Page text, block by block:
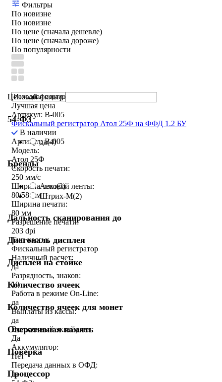
Фильтры
По новизне
По новизне
По цене (сначала дешевле)
По цене (сначала дороже)
По популярности
Ценовой фильтр
54-ФЗ
да(4)
Бренды
Атол(3)
Штрих-М(2)
Дальность сканирования до
Диагональ дисплея
Дисплей на стойке
Количество ячеек
Количество ячеек для монет
Оперативная память
Поверка
Процессор
Лучшая цена
Артикул: B-005
Фискальный регистратор Атол 25Ф на ФФД 1.2 БУ
В наличии
Артикул: B-005
Модель:
Атол 25Ф
Скорость печати:
250 мм/c
Ширина чековой ленты:
80/58 мм
Ширина печати:
80 мм
Разрешение печати:
203 dpi
Тип кассы:
Фискальный регистратор
Наличный расчет:
да
Разрядность, знаков:
10
Работа в режиме On-Line:
да
Выплаты из кассы:
да
Встроенный эквайринг:
Да
Аккумулятор:
Нет
Передача данных в ОФД:
да